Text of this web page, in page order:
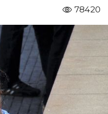
78420